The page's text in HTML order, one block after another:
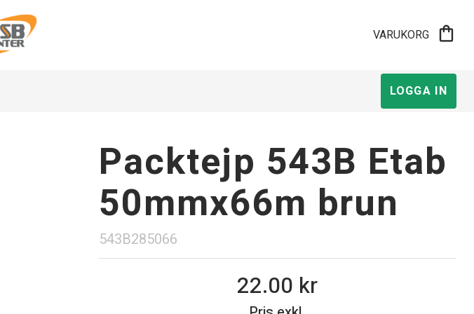
VARUKORG shopping_bag
LOGGA IN
Packtejp 543B Etab
50mmx66m brun
543B285066
22.00